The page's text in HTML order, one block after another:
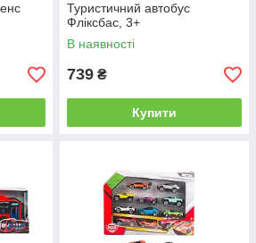
Туристичний автобус
Фліксбас, 3+
В наявності
739 ₴
Купити